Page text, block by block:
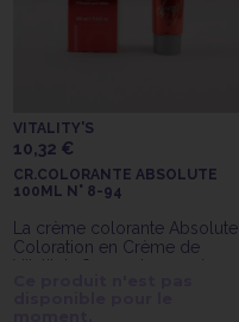
VITALITY'S
10,32 €
CR.COLORANTE ABSOLUTE
100ML N° 8-94
La crème colorante Absolute
Coloration en Crème de
Vitality's 8-94 est une crème